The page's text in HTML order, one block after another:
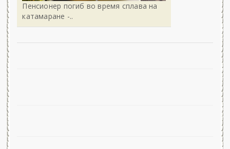
Пенсионер погиб во время сплава на
катамаране -..